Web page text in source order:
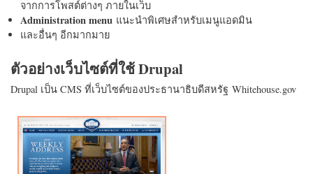
จากการโพสต์ต่างๆ ภายในเว็บ
Administration menu แนะนำพิเศษสำหรับเมนูแอดมิน
และอื่นๆ อีกมากมาย
ตัวอย่างเว็บไซต์ที่ใช้ Drupal
Drupal เป็น CMS ที่เว็บไซต์ของประธานาธิบดีสหรัฐ Whitehouse.gov